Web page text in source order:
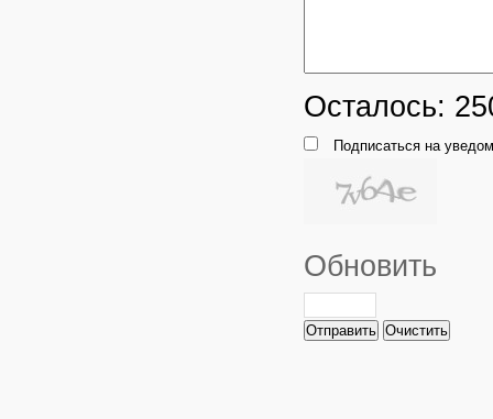
Осталось:
Подписаться на
Обновить
Отправить Очистить